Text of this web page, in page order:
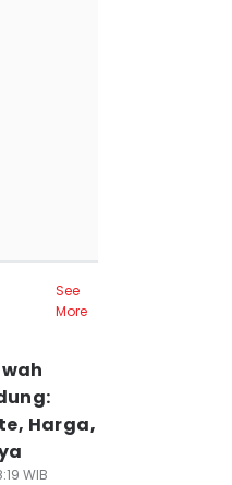
See
More
Harga,
WIB